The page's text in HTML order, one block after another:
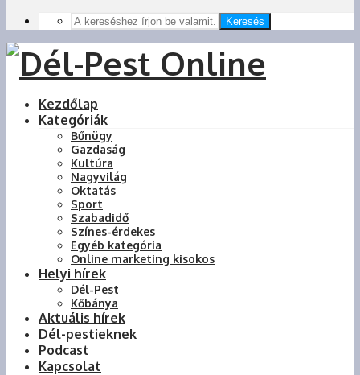
Keresés
Kezdőlap
Kategóriák
Bűnügy
Gazdaság
Kultúra
Nagyvilág
Oktatás
Sport
Szabadidő
Színes-érdekes
Egyéb kategória
Online marketing kisokos
Helyi hírek
Dél-Pest
Kőbánya
Aktuális hírek
Dél-pestieknek
Podcast
Kapcsolat